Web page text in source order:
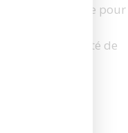
pas un problème pour
avec des
de la capacité de
d’un